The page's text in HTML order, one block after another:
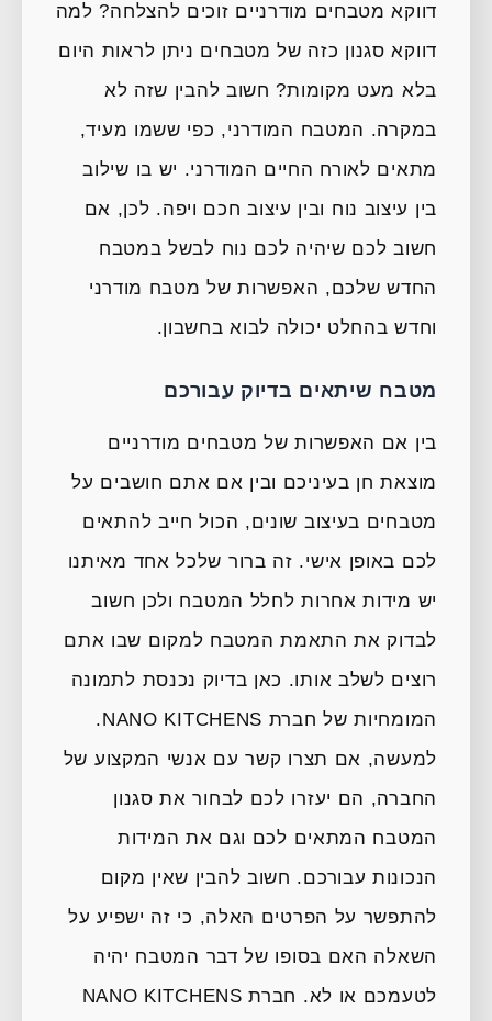
דווקא מטבחים מודרניים זוכים להצלחה? למה
דווקא סגנון כזה של מטבחים ניתן לראות היום
בלא מעט מקומות? חשוב להבין שזה לא
במקרה. המטבח המודרני, כפי ששמו מעיד,
מתאים לאורח החיים המודרני. יש בו שילוב
בין עיצוב נוח ובין עיצוב חכם ויפה. לכן, אם
חשוב לכם שיהיה לכם נוח לבשל במטבח
החדש שלכם, האפשרות של מטבח מודרני
וחדש בהחלט יכולה לבוא בחשבון.
מטבח שיתאים בדיוק עבורכם
בין אם האפשרות של מטבחים מודרניים
מוצאת חן בעיניכם ובין אם אתם חושבים על
מטבחים בעיצוב שונים, הכול חייב להתאים
לכם באופן אישי. זה ברור שלכל אחד מאיתנו
יש מידות אחרות לחלל המטבח ולכן חשוב
לבדוק את התאמת המטבח למקום שבו אתם
רוצים לשלב אותו. כאן בדיוק נכנסת לתמונה
המומחיות של חברת NANO KITCHENS.
למעשה, אם תצרו קשר עם אנשי המקצוע של
החברה, הם יעזרו לכם לבחור את סגנון
המטבח המתאים לכם וגם את המידות
הנכונות עבורכם. חשוב להבין שאין מקום
להתפשר על הפרטים האלה, כי זה ישפיע על
השאלה האם בסופו של דבר המטבח יהיה
לטעמכם או לא. חברת NANO KITCHENS